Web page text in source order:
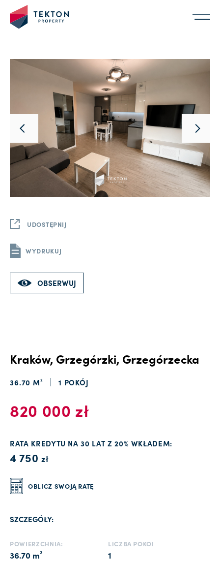
UDOSTĘPNIJ
WYDRUKUJ
OBSERWUJ
Kraków, Grzegórzki, Grzegórzecka
36.70 M² 1 POKÓJ
820 000 zł
RATA KREDYTU NA 30 LAT Z 20% WKŁADEM:
4 750 zł
OBLICZ SWOJĄ RATĘ
SZCZEGÓŁY:
POWIERZCHNIA:
36.70 m²
LICZBA POKOI
1